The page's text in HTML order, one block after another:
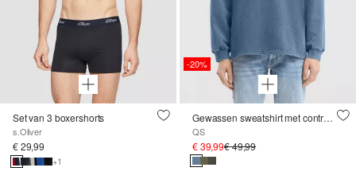
Set van 3 boxershorts
s.Oliver
€ 29,99
+1
-20%
Gewassen sweatshirt met contrasterende details
QS
€ 39,99€ 49,99